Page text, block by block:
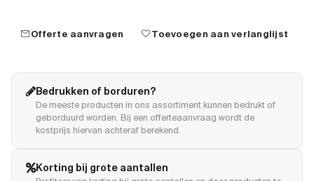
mailOfferte aanvragen favoriteToevoegen aan verlanglijst
Bedrukken of borduren?
De meeste producten in ons assortiment kunnen bedrukt of
geborduurd worden. Bij een offerteaanvraag wordt de
kostprijs hiervan achteraf berekend.
Korting bij grote aantallen